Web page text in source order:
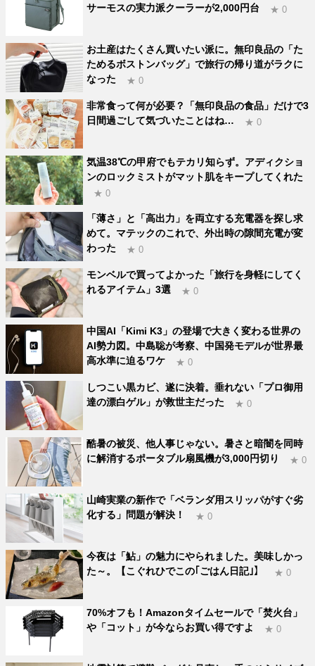
サーモスの実力派クーラーが2,000円台
★ 0
お土産はたくさん買いたい派に。無印良品の「た
ためるボストンバッグ」で旅行の帰り道がラクに
なった
★ 0
非常食って何が必要？「無印良品の食品」だけで3
日間過ごして気づいたことはね…
★ 0
気温38℃の甲府でもテカリ知らず。アディクショ
ンのロックミストがマット肌をキープしてくれた
★ 0
「薄さ」と「高出力」を両立する充電器を探し求
めて。マテックのこれで、外出時の隙間充電が変
わった
★ 0
モンベルで買ってよかった「旅行を身軽にしてく
れるアイテム」3選
★ 0
中国AI「Kimi K3」の登場で大きく変わる世界の
AI勢力図。中島聡が考察、中国発モデルが世界最
高水準に迫るワケ
★ 0
しつこい黒カビ、遂に決着。垂れない「プロ御用
達の漂白ゲル」が救世主だった
★ 0
酷暑の被災、他人事じゃない。暑さと暗闇を同時
に解消するポータブル扇風機が3,000円切り
★ 0
山崎実業の新作で「ベランダ用スリッパがすぐ劣
化する」問題が解決！
★ 0
今夜は「鮎」の魅力にやられました。美味しかっ
た～。【こぐれひでこの｢ごはん日記｣】
★ 0
70%オフも！Amazonタイムセールで「焚火台」
や「コット」が今ならお買い得ですよ
★ 0